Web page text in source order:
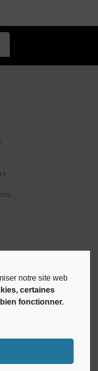
notre site web
certaines
fonctionner.